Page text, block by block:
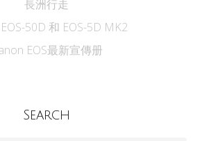
長洲行走
50D 和 EOS-5D MK2
EOS最新宣傳册
Search